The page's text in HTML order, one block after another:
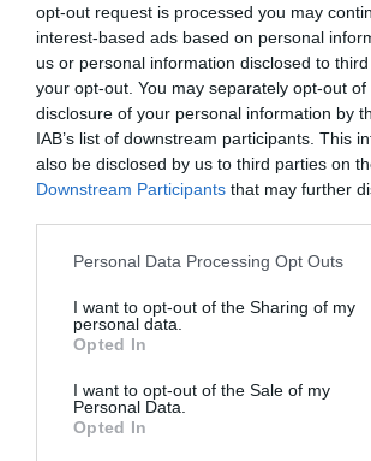
opt-out request is processed you may
interest-based ads based on personal
us or personal information disclosed to
your opt-out. You may separately opt-out
disclosure of your personal information by
IAB’s list of downstream participants. This
also be disclosed by us to third parties on
Downstream Participants that may further
Personal Data Processing Opt Outs
I want to opt-out of the Sharing of my
personal data.
Opted In
I want to opt-out of the Sale of my
Personal Data.
Opted In
Diario de la corrupción
Oír se manifiesta delante de
“Pedro Sánchez es un
por Redacción
Artículos anteriores
Opinión
por Eulogio López